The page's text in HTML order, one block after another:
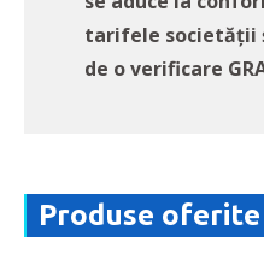
tarifele societății
de o verificare
Produse oferite